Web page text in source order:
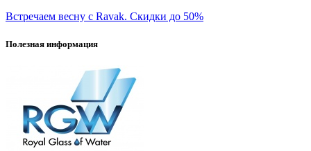
Встречаем весну с Ravak. Скидки до 50%
Полезная информация